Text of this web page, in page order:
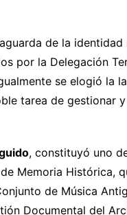
de la
por la Delegación
se elogió la
tarea de gestionar
, constituyó uno
Memoria Histórica,
de Música
Documental del